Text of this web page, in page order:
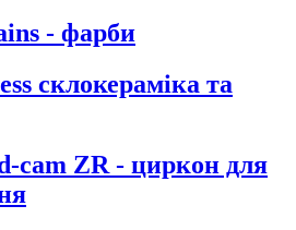
- фарби
склокераміка та
cam ZR - циркон для